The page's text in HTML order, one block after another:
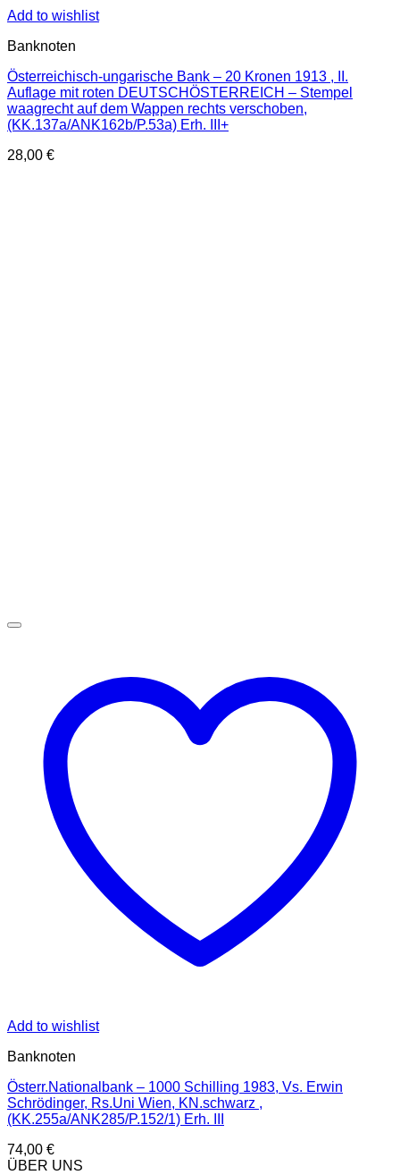
Add to wishlist
Banknoten
Österreichisch-ungarische Bank – 20 Kronen 1913 , II.
Auflage mit roten DEUTSCHÖSTERREICH – Stempel
waagrecht auf dem Wappen rechts verschoben,
(KK.137a/ANK162b/P.53a) Erh. III+
28,00 €
Add to wishlist
Banknoten
Österr.Nationalbank – 1000 Schilling 1983, Vs. Erwin
Schrödinger, Rs.Uni Wien, KN.schwarz ,
(KK.255a/ANK285/P.152/1) Erh. III
74,00 €
ÜBER UNS